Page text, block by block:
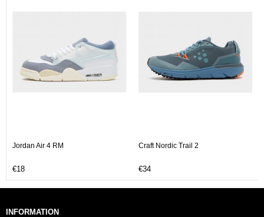
Jordan Air 4 RM
€18
Craft Nordic Trail 2
€34
INFORMATION